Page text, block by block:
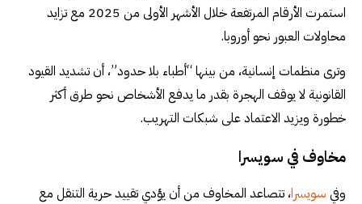
استمرت الأرقام المرتفعة خلال الأشهر الأولى من 2025 مع تزايد
محاولات العبور نحو أوروبا.
وترى منظمات إنسانية، من بينها “أطباء بلا حدود”، أن تشديد القيود
القانونية لا يوقف الهجرة بقدر ما يدفع الأشخاص نحو طرق أكثر
خطورة ويزيد الاعتماد على شبكات التهريب.
مخاوف في سويسرا
وفي سويسرا، تتصاعد المخاوف من أن يؤدي تقييد حرية التنقل مع